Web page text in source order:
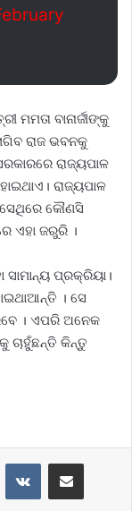
ବାନାର୍ଜୀଙ୍କୁ
ରାଜ ଭବନକୁ
ରାଜ୍ୟପାଳ
ରାଜ୍ୟପାଳ
କୌଣସି
ଏହା ଜରୁରି ।
ସାମାନ୍ୟ ପ୍ରକ୍ରିୟା।
। ସେ
। ଏପରି ଅନେକ
ଚାହୁଁଛନ୍ତି କିନ୍ତୁ